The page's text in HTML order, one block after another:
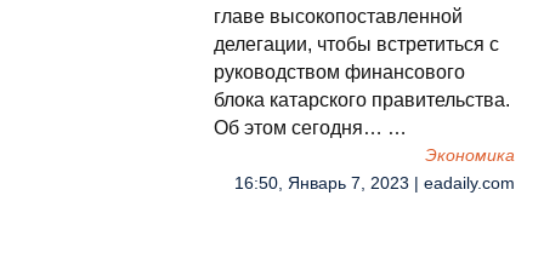
главе высокопоставленной
делегации, чтобы встретиться с
руководством финансового
блока катарского правительства.
Об этом сегодня… …
Экономика
16:50, Январь 7, 2023 | eadaily.com